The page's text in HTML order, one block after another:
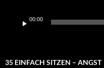
Player
00:00
35 EINFACH SITZEN – ANGST